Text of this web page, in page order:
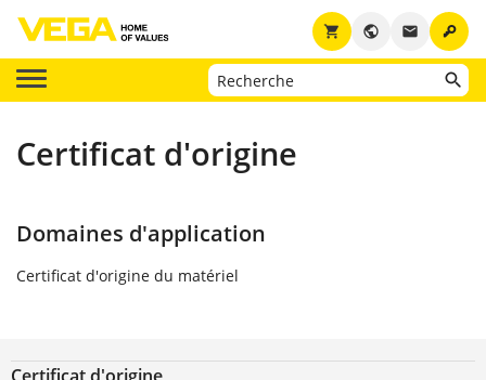
key
email
public
shopping_cart
Certificat d'origine
Domaines d'application
Certificat d'origine du matériel